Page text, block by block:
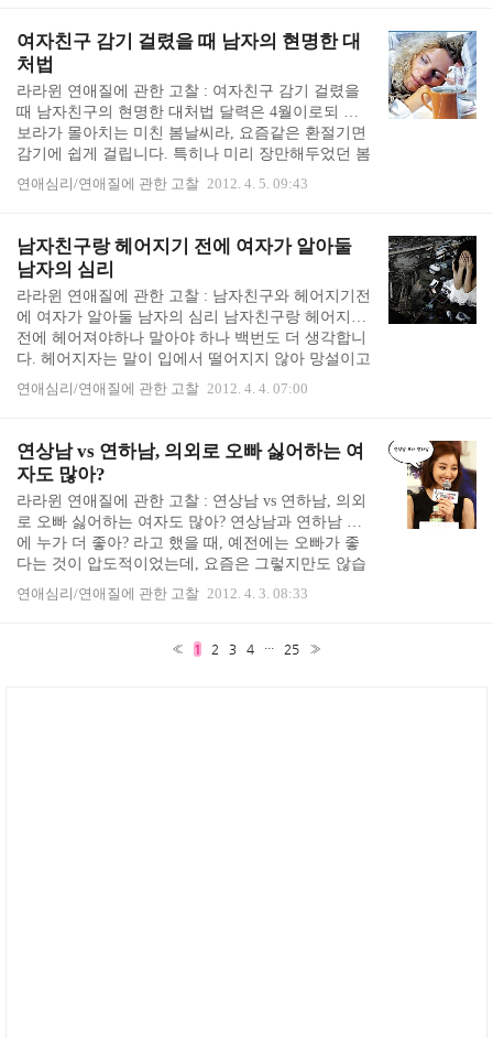
동호회 공통 관심사가 있으니, 이성 앞에만 가면 입
이 달라붙는 고질병을 해결해줄 공통화제도 있고, 따
로 데이트 신청을 하지 않아도 정모나 번개에서 만날
기회가 생기니 1석 2조라 희망적입니다. 동호회에 가
입해서 솔로탈출 하려면, 어떤 동호회를 골라야 할까
요? 1. 이성 많은 동호회가 중요 "동호회라도 가입해
봐." 이러면, 남자면서 또 자동차 동호..
여자친구 감기 걸렸을 때 남자의 현명한 대
처법
라라윈 연애질에 관한 고찰 : 여자친구 감기 걸렸을
때 남자친구의 현명한 대처법 달력은 4월이로되 눈
보라가 몰아치는 미친 봄날씨라, 요즘같은 환절기면
감기에 쉽게 걸립니다. 특히나 미리 장만해두었던 봄
맞이 꼬까옷을 입고 산들산들 집 밖에 나왔다가 감기
걸린 여자친구가 속출하는 시기입니다. 여자친구 감
하면 아프다고 골골대는 여자친구를 챙기려면 귀찮
기도 합니다. 그러나 평소에는 건강한 멘탈의 소유자
였어도 아플때는 천하제일 어리광쟁이에 삐순이가
되기 십상이니 여자친구 감기 걸렸을 때 잘 대처하셔
야 이후에 평안하실 수 있습니다.... ^^:;; 여자친구 감
기 걸렸을 때, 죽 사들고 집 앞에 가면 감동할까? 여
자친구 감기 걸렸을 때, 가장 먼저 생각나는 것은 "..
연애심리/연애질에 관한 고찰 2012. 4. 5. 09:43
남자친구랑 헤어지기 전에 여자가 알아둘
남자의 심리
라라윈 연애질에 관한 고찰 : 남자친구와 헤어지기전
에 여자가 알아둘 남자의 심리 남자친구랑 헤어지기
전에 헤어져야하나 말아야 하나 백번도 더 생각합니
다. 헤어지자는 말이 입에서 떨어지지 않아 망설이고
망설이며 타이밍을 엿보다가, 도저히 얼굴보고는 말
못하겠으면 문자로 이별 통보를 하기도 합니다. "우
놓고도 이별 통보 문자 보내고 흐느껴 우는 것이 여
자이기도 합니다. 그리고 혼자 아픈 것 같아서 억울
해요... 이 때만큼은 못된 마음에 남자친구는 더 많이
아팠으면 좋겠습니다. 헤어지기로 결심하기까지 너
무너무 힘들고 아팠는데, 이렇게 상처 준 남자친구는
아무렇지도 않다고 생각하면 약오르기까지 합니다.
그래서 지금까지 아팠던 만큼, 지금만큼이라도 잠시
라도 너도 ..
연애심리/연애질에 관한 고찰 2012. 4. 4. 07:00
연상남 vs 연하남, 의외로 오빠 싫어하는 여
자도 많아?
라라윈 연애질에 관한 고찰 : 연상남 vs 연하남, 의외
로 오빠 싫어하는 여자도 많아? 연상남과 연하남 중
에 누가 더 좋아? 라고 했을 때, 예전에는 오빠가 좋
다는 것이 압도적이었는데, 요즘은 그렇지만도 않습
니다. 친오빠가 없으니 오빠 하나 갖고 싶다는 것과
는 별개로 사귀는 남자친구로서 연상남 오빠는 싫다
고 하기에 오빠라서 유리할 줄 알았는데, 오빠는 좋
연애심리/연애질에 관한 고찰 2012. 4. 3. 08:33
« 1 2 3 4 ··· 25 »